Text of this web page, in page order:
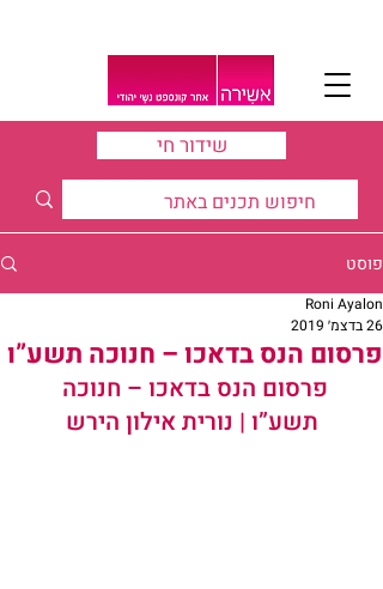
שידור חי
פוסט
פרסום הנס בדאכו – חנוכה תשע”ו
Roni Ayalon
26 בדצמ׳ 2019
פרסום הנס בדאכו – חנוכה
תשע”ו | נורית אילון הירש